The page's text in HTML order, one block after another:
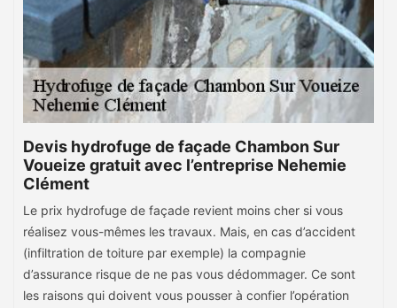
Devis hydrofuge de façade Chambon Sur
Voueize gratuit avec l’entreprise Nehemie
Clément
Le prix hydrofuge de façade revient moins cher si vous
réalisez vous-mêmes les travaux. Mais, en cas d’accident
(infiltration de toiture par exemple) la compagnie
d’assurance risque de ne pas vous dédommager. Ce sont
les raisons qui doivent vous pousser à confier l’opération